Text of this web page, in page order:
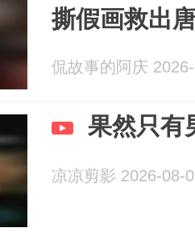
撕假画救出
侃故事的阿庆
果然只有
凉凉剪影 2026-08-